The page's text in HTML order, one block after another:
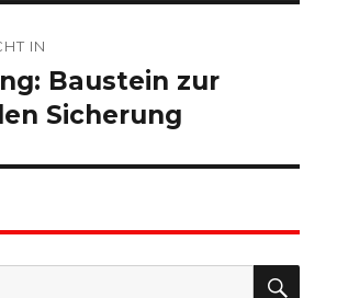
IN
Baustein zur
Sicherung